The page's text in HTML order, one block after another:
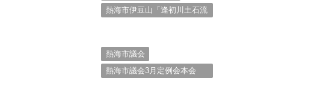
熱海市伊豆山「逢初川土石流
熱海市議会
熱海市議会3月定例会本会